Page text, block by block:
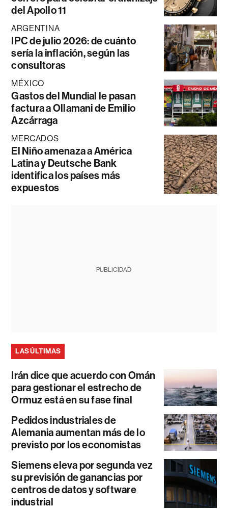
del Apollo 11
ARGENTINA
IPC de julio 2026: de cuánto
sería la inflación, según las
consultoras
MÉXICO
Gastos del Mundial le pasan
factura a Ollamani de Emilio
Azcárraga
MERCADOS
El Niño amenaza a América
Latina y Deutsche Bank
identifica los países más
expuestos
PUBLICIDAD
LAS ÚLTIMAS
Irán dice que acuerdo con Omán
para gestionar el estrecho de
Ormuz está en su fase final
Pedidos industriales de
Alemania aumentan más de lo
previsto por los economistas
Siemens eleva por segunda vez
su previsión de ganancias por
centros de datos y software
industrial